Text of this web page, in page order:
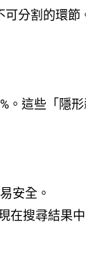
可分割的環節
。這些「隱
安全。
在搜尋結果中